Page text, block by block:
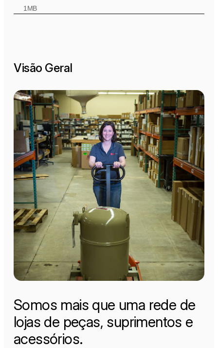
1MB
Visão Geral
Somos mais que uma rede de
lojas de peças, suprimentos e
acessórios.